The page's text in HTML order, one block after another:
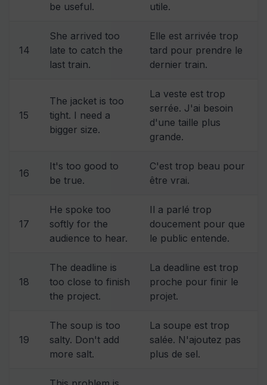
be useful.
utile.
14
She arrived too
late to catch the
last train.
Elle est arrivée trop
tard pour prendre le
dernier train.
15
The jacket is too
tight. I need a
bigger size.
La veste est trop
serrée. J'ai besoin
d'une taille plus
grande.
16
It's too good to
be true.
C'est trop beau pour
être vrai.
17
He spoke too
softly for the
audience to hear.
Il a parlé trop
doucement pour que
le public entende.
18
The deadline is
too close to finish
the project.
La deadline est trop
proche pour finir le
projet.
19
The soup is too
salty. Don't add
more salt.
La soupe est trop
salée. N'ajoutez pas
plus de sel.